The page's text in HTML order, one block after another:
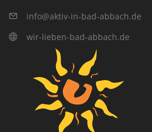
info@aktiv-in-bad-abbach.de
wir-lieben-bad-abbach.de